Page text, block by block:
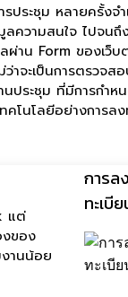
ระชุม หลายครั้งจ
ลความสนใจ ไปจ
ลผ่าน Form ของ
ว่าจะเป็นการตรว
ประชุม ที่มีการกำ
โนโลยีอย่างการล
แต่
งของ
านน้อย
การล
ทะเบี